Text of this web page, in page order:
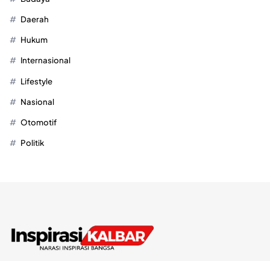
Daerah
Hukum
Internasional
Lifestyle
Nasional
Otomotif
Politik